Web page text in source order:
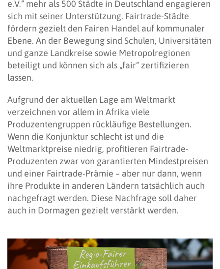
e.V.“ mehr als 500 Städte in Deutschland engagieren
sich mit seiner Unterstützung. Fairtrade-Städte
fördern gezielt den Fairen Handel auf kommunaler
Ebene. An der Bewegung sind Schulen, Universitäten
und ganze Landkreise sowie Metropolregionen
beteiligt und können sich als „fair“ zertifizieren
lassen.
Aufgrund der aktuellen Lage am Weltmarkt
verzeichnen vor allem in Afrika viele
Produzentengruppen rückläufige Bestellungen.
Wenn die Konjunktur schlecht ist und die
Weltmarktpreise niedrig, profitieren Fairtrade-
Produzenten zwar von garantierten Mindestpreisen
und einer Fairtrade-Prämie – aber nur dann, wenn
ihre Produkte in anderen Ländern tatsächlich auch
nachgefragt werden. Diese Nachfrage soll daher
auch in Dormagen gezielt verstärkt werden.